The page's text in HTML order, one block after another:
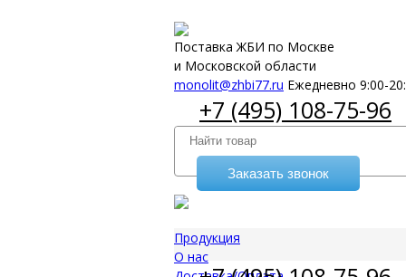
Поставка ЖБИ по Москве
и Московской области
monolit@zhbi77.ru Ежедневно 9:00-
+7 (495) 108-75-96
Заказать звонок
Продукция
О нас